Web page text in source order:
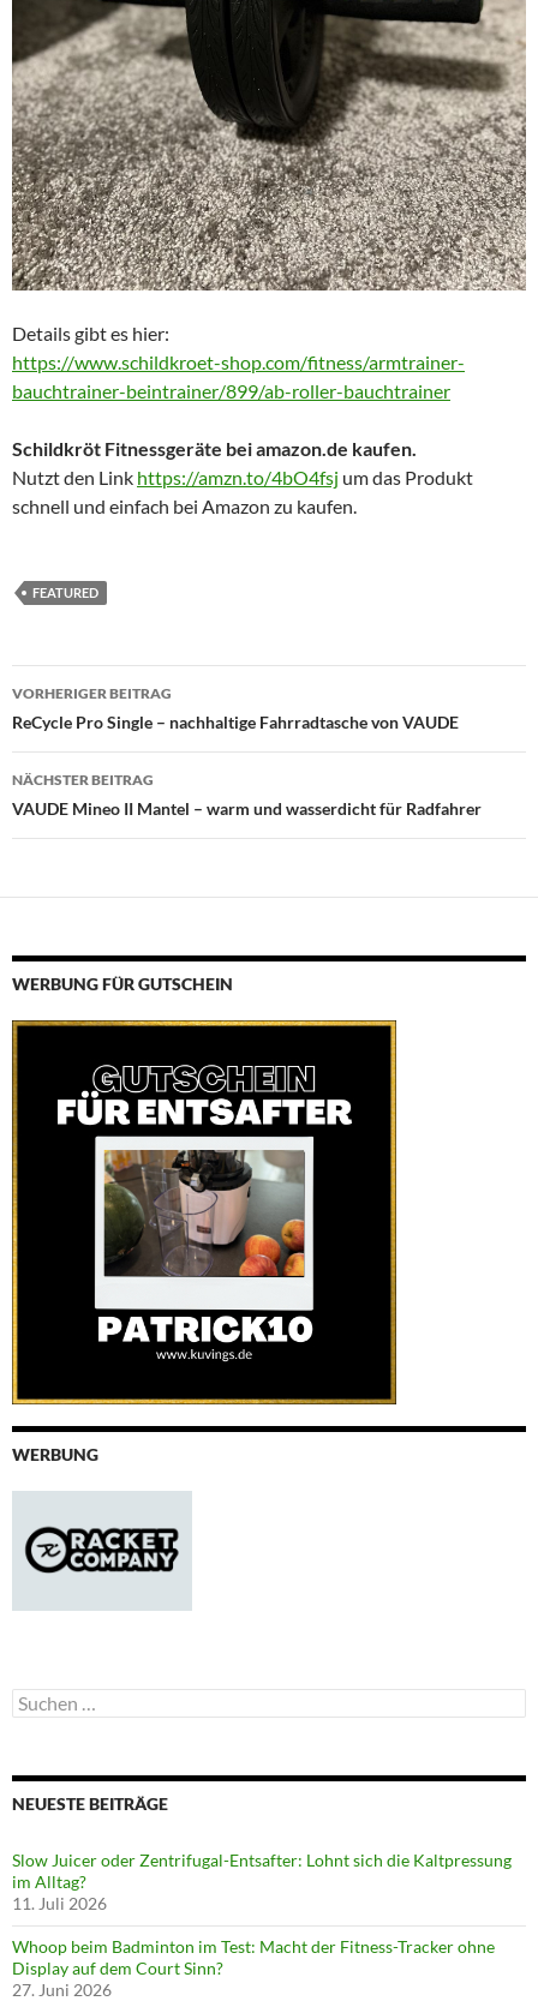
Details gibt es hier:
https://www.schildkroet-shop.com/fitness/armtrainer-
bauchtrainer-beintrainer/899/ab-roller-bauchtrainer
Schildkröt Fitnessgeräte bei amazon.de kaufen.
Nutzt den Link https://amzn.to/4bO4fsj um das Produkt
schnell und einfach bei Amazon zu kaufen.
FEATURED
Beitragsnavigation
VORHERIGER BEITRAG
ReCycle Pro Single – nachhaltige Fahrradtasche von VAUDE
NÄCHSTER BEITRAG
VAUDE Mineo II Mantel – warm und wasserdicht für Radfahrer
WERBUNG FÜR GUTSCHEIN
WERBUNG
Suchen
nach:
NEUESTE BEITRÄGE
Slow Juicer oder Zentrifugal-Entsafter: Lohnt sich die Kaltpressung
im Alltag?
11. Juli 2026
Whoop beim Badminton im Test: Macht der Fitness-Tracker ohne
Display auf dem Court Sinn?
27. Juni 2026